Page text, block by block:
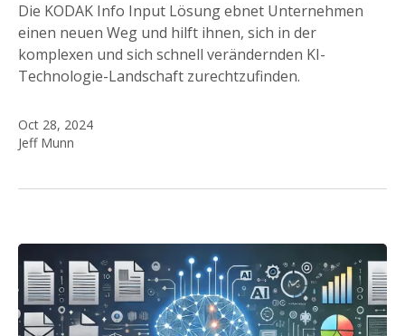
Die KODAK Info Input Lösung ebnet Unternehmen
einen neuen Weg und hilft ihnen, sich in der
komplexen und sich schnell verändernden KI-
Technologie-Landschaft zurechtzufinden.
Oct 28, 2024
Jeff Munn